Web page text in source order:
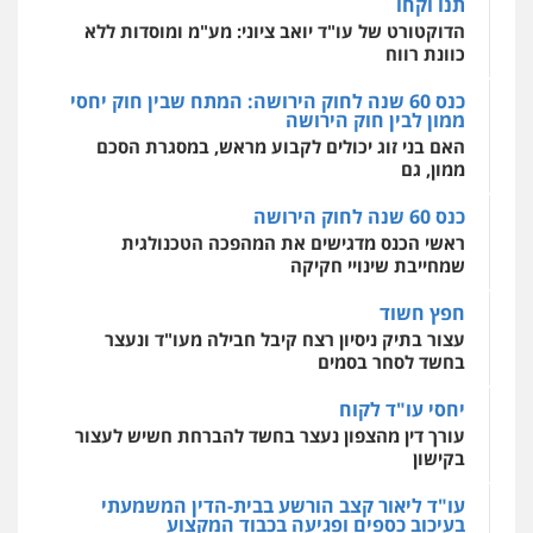
מקצועיים לעורכי דין
מרכז התחלה חדשה
אסירים עבירות מין שירותים מקצועיים
לעורכי דין
הדוקטורט של עו"ד יואב ציוני: מע"מ ומוסדות ללא
כוונת רווח
כנס 60 שנה לחוק הירושה: המתח שבין חוק יחסי
ממון לבין חוק הירושה
האם בני זוג יכולים לקבוע מראש, במסגרת הסכם
ממון, גם
כנס 60 שנה לחוק הירושה
ראשי הכנס מדגישים את המהפכה הטכנולגית
שמחייבת שינויי חקיקה
חפץ חשוד
עצור בתיק ניסיון רצח קיבל חבילה מעו"ד ונעצר
בחשד לסחר בסמים
יחסי עו"ד לקוח
עורך דין מהצפון נעצר בחשד להברחת חשיש לעצור
בקישון
עו"ד ליאור קצב הורשע בבית-הדין המשמעתי
בעיכוב כספים ופגיעה בכבוד המקצוע